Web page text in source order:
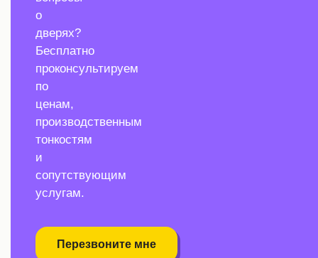
о
дверях?
Бесплатно
проконсультируем
по
ценам,
производственным
тонкостям
и
сопутствующим
услугам.
Перезвоните мне